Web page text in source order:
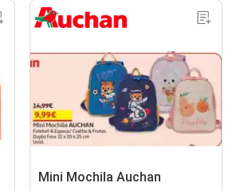
Mini Mochila Auchan